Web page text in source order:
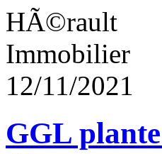
HÃ©rault
Immobilier
12/11/2021
GGL